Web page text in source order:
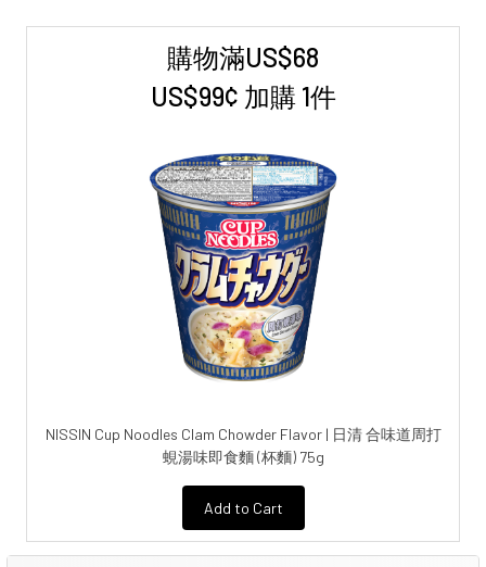
購物滿US$68
US$99¢ 加購 1件
NISSIN Cup Noodles Clam Chowder Flavor | 日清 合味道周打
蜆湯味即食麵 (杯麵) 75g
Add to Cart